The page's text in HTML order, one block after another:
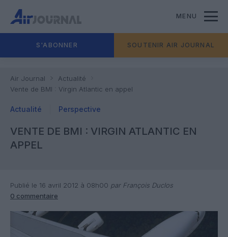
MENU
S'ABONNER SOUTENIR AIR JOURNAL
Air Journal
Actualité
Vente de BMI : Virgin Atlantic en appel
Actualité Perspective
VENTE DE BMI : VIRGIN ATLANTIC EN
APPEL
Publié le 16 avril 2012 à 08h00 par François Duclos
0 commentaire